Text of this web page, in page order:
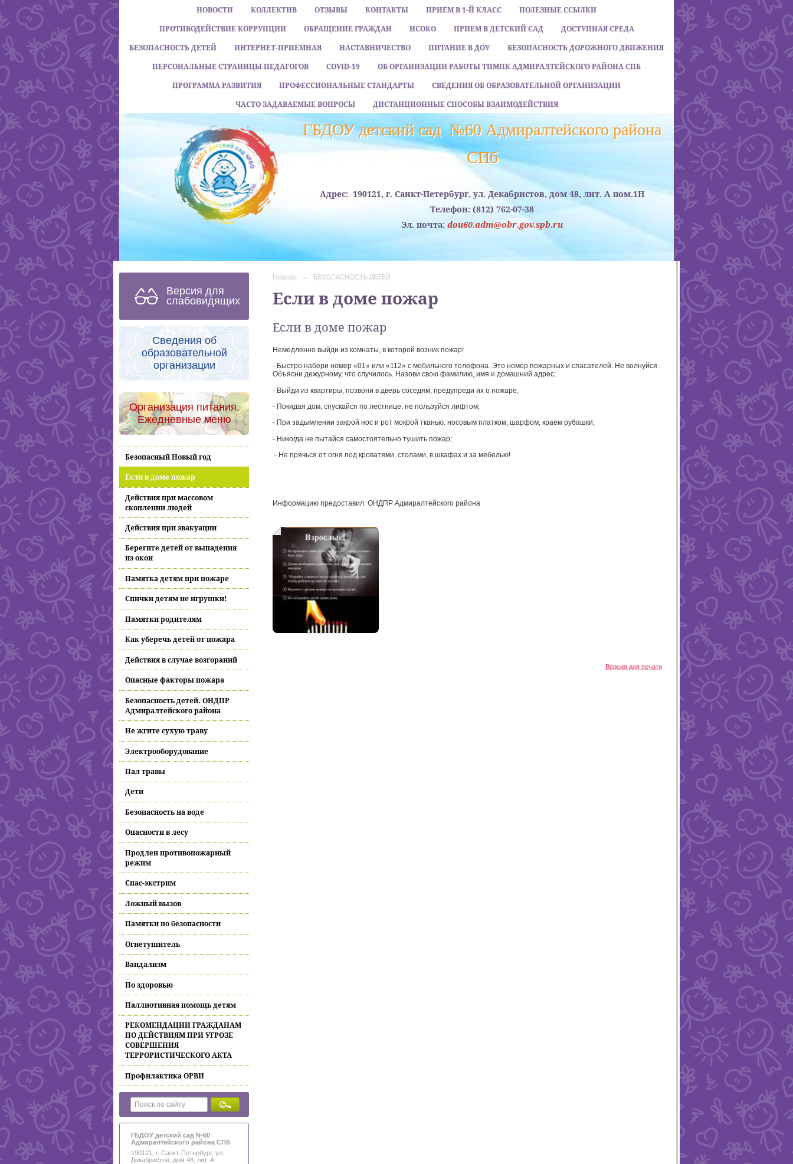
НОВОСТИ КОЛЛЕКТИВ ОТЗЫВЫ КОНТАКТЫ ПРИЁМ В 1-Й КЛАСС
ПОЛЕЗНЫЕ ССЫЛКИ
ПРОТИВОДЕЙСТВИЕ КОРРУПЦИИ
ОБРАЩЕНИЕ ГРАЖДАН НСОКО ПРИЕМ В ДЕТСКИЙ САД
ДОСТУПНАЯ СРЕДА
БЕЗОПАСНОСТЬ ДЕТЕЙ
ИНТЕРНЕТ-ПРИЁМНАЯ НАСТАВНИЧЕСТВО ПИТАНИЕ В ДОУ
БЕЗОПАСНОСТЬ ДОРОЖНОГО ДВИЖЕНИЯ
ПЕРСОНАЛЬНЫЕ СТРАНИЦЫ ПЕДАГОГОВ
COVID-19
ОБ ОРГАНИЗАЦИИ РАБОТЫ ТПМПК АДМИРАЛТЕЙСКОГО РАЙОНА СПБ
ПРОГРАММА РАЗВИТИЯ
ПРОФЕССИОНАЛЬНЫЕ СТАНДАРТЫ
СВЕДЕНИЯ ОБ ОБРАЗОВАТЕЛЬНОЙ ОРГАНИЗАЦИИ
ЧАСТО ЗАДАВАЕМЫЕ ВОПРОСЫ
ДИСТАНЦИОННЫЕ СПОСОБЫ ВЗАИМОДЕЙСТВИЯ
ГБДОУ детский сад №60 Адмиралтейского района
CПб
Адрес: 190121, г. Санкт-Петербург, ул. Декабристов, дом 48, лит. А пом.1Н
Телефон: (812) 762-07-38
Эл. почта: dou60.adm@obr.gov.spb.ru
Версия для
слабовидящих
Сведения об
образовательной
организации
Организация питания.
Ежедневные меню
Безопасный Новый год
Если в доме пожар
Действия при массовом
скоплении людей
Действия при эвакуации
Берегите детей от выпадения
из окон
Памятка детям при пожаре
Спички детям не игрушки!
Памятки родителям
Как уберечь детей от пожара
Действия в случае возгораний
Опасные факторы пожара
Безопасность детей. ОНДПР
Адмиралтейского района
Не жгите сухую траву
Электрооборудование
Пал травы
Дети
Безопасность на воде
Опасности в лесу
Продлен противопожарный
режим
Спас-экстрим
Ложный вызов
Памятки по безопасности
Огнетушитель
Вандализм
По здоровью
Паллиотивная помощь детям
РЕКОМЕНДАЦИИ ГРАЖДАНАМ
ПО ДЕЙСТВИЯМ ПРИ УГРОЗЕ
СОВЕРШЕНИЯ
ТЕРРОРИСТИЧЕСКОГО АКТА
Профилактика ОРВИ
ГБДОУ детский сад №60
Адмиралтейского района СПб
190121, г. Санкт-Петербург, ул.
Декабристов, дом 48, лит. А
Главная → БЕЗОПАСНОСТЬ ДЕТЕЙ
Если в доме пожар
Если в доме пожар
Немедленно выйди из комнаты, в которой возник пожар!
- Быстро набери номер «01» или «112» с мобильного телефона. Это номер пожарных и спасателей. Не волнуйся.
Объясни дежурному, что случилось. Назови свою фамилию, имя и домашний адрес;
- Выйди из квартиры, позвони в дверь соседям, предупреди их о пожаре;
- Покидая дом, спускайся по лестнице, не пользуйся лифтом;
- При задымлении закрой нос и рот мокрой тканью: носовым платком, шарфом, краем рубашки;
- Никогда не пытайся самостоятельно тушить пожар;
- Не прячься от огня под кроватями, столами, в шкафах и за мебелью!
Информацию предоставил: ОНДПР Адмиралтейского района
Версия для печати